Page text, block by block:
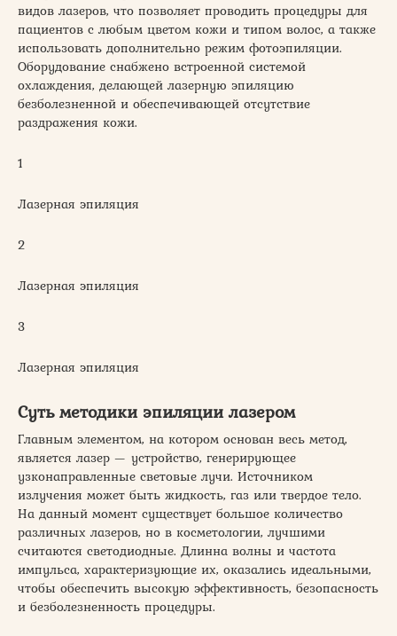
видов лазеров, что позволяет проводить процедуры для
пациентов с любым цветом кожи и типом волос, а также
использовать дополнительно режим фотоэпиляции.
Оборудование снабжено встроенной системой
охлаждения, делающей лазерную эпиляцию
безболезненной и обеспечивающей отсутствие
раздражения кожи.
1
Лазерная эпиляция
2
Лазерная эпиляция
3
Лазерная эпиляция
Суть методики эпиляции лазером
Главным элементом, на котором основан весь метод,
является лазер — устройство, генерирующее
узконаправленные световые лучи. Источником
излучения может быть жидкость, газ или твердое тело.
На данный момент существует большое количество
различных лазеров, но в косметологии, лучшими
считаются светодиодные. Длинна волны и частота
импульса, характеризующие их, оказались идеальными,
чтобы обеспечить высокую эффективность, безопасность
и безболезненность процедуры.